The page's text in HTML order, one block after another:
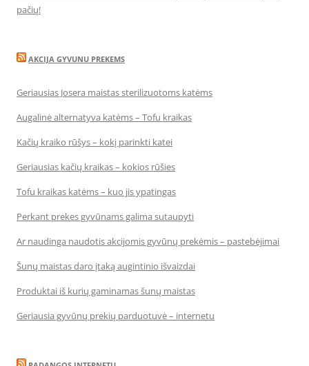
pačių!
AKCIJA GYVUNU PREKEMS
Geriausias Josera maistas sterilizuotoms katėms
Augalinė alternatyva katėms – Tofu kraikas
Kačių kraiko rūšys – kokį parinkti katei
Geriausias kačių kraikas – kokios rūšies
Tofu kraikas katėms – kuo jis ypatingas
Perkant prekes gyvūnams galima sutaupyti
Ar naudinga naudotis akcijomis gyvūnų prekėmis – pastebėjimai
Šunų maistas daro įtaką augintinio išvaizdai
Produktai iš kurių gaminamas šunų maistas
Geriausia gyvūnų prekių parduotuvė – internetu